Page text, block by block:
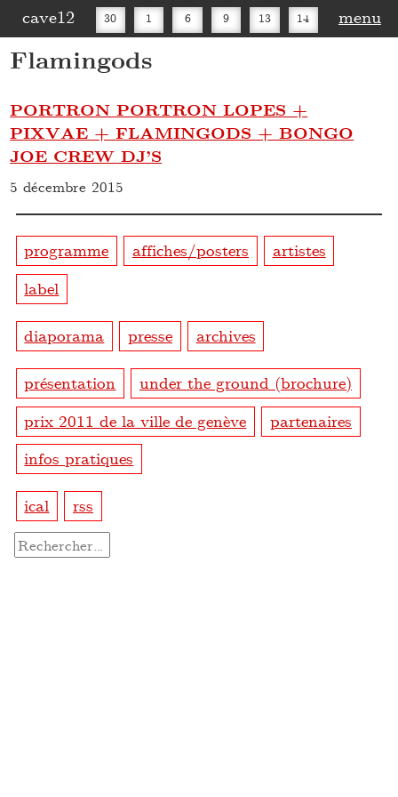
cave12 30 1 6 9 13 14 menu
Flamingods
PORTRON PORTRON LOPES +
PIXVAE + FLAMINGODS + BONGO
JOE CREW DJ’S
5 décembre 2015
programme affiches/posters
artistes
label
diaporama presse archives
présentation
under the ground (brochure)
prix 2011 de la ville de genève
partenaires
infos pratiques
ical rss
Rechercher :